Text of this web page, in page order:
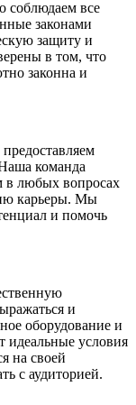
соблюдаем все
законами
защиту и
в том, что
законна и
команда
в любых вопросах
карьеры. Мы
и помочь
и
оборудование и
идеальные условия
на своей
с аудиторией.